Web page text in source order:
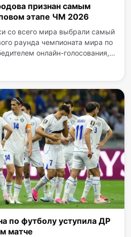
признан самым
этапе ЧМ 2026
со всего мира выбрали самый
раунда чемпионата мира по
онлайн-голосования,
Узбекистана Эльдор
по футболу уступила ДР
матче